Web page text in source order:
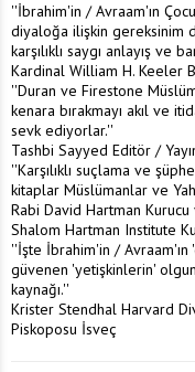
''İbrahim'in / Avraam'ın
diyaloğa ilişkin gereksinim
karşılıklı saygı anlayış ve
Kardinal William H. Keeler
''Duran ve Firestone
kenara bırakmayı akıl ve
sevk ediyorlar.''
Tashbi Sayyed Editör /
''Karşılıklı suçlama ve
kitaplar Müslümanlar ve
Rabi David Hartman Kurucu
Shalom Hartman Institute
''İşte İbrahim'in / Avraam'ın
güvenen 'yetişkinlerin'
kaynağı.''
Krister Stendhal Harvard
Piskoposu İsveç